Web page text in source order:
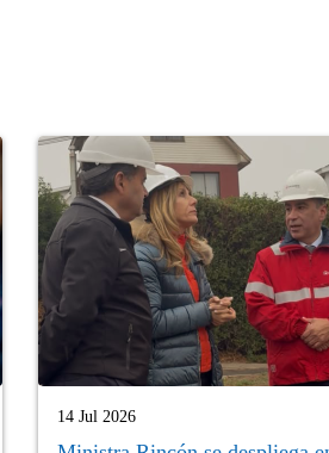
14 Jul 2026